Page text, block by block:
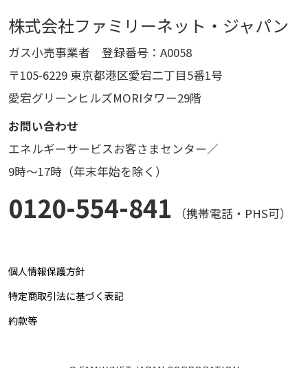
株式会社ファミリーネット・ジャパン
ガス小売事業者 登録番号：A0058
〒105-6229 東京都港区愛宕二丁目5番1号
愛宕グリーンヒルズMORIタワー29階
お問い合わせ
エネルギーサービスお客さまセンター／
9時～17時（年末年始を除く）
0120-554-841 （携帯電話・PHS可）
個人情報保護方針
特定商取引法に基づく表記
約款等